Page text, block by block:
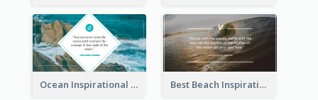
Ocean Inspirational Quote Twitter Post Best Beach Inspirational Quote Twitter Post